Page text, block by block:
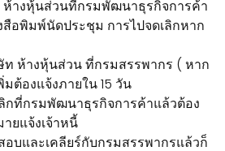
ห้างหุ้นส่วนที่กรมพัฒนาธุรกิจการค้า
อพิมพ์นัดประชุม การไปจดเลิกหาก
ท ห้างหุ้นส่วน ที่กรมสรรพากร ( หาก
ต้องแจ้งภายใน 15 วัน
กที่กรมพัฒนาธุรกิจการค้าแล้วต้อง
ยแจ้งเจ้าหนี้
อบและเคลียร์กับกรมสรรพากรแล้วก็